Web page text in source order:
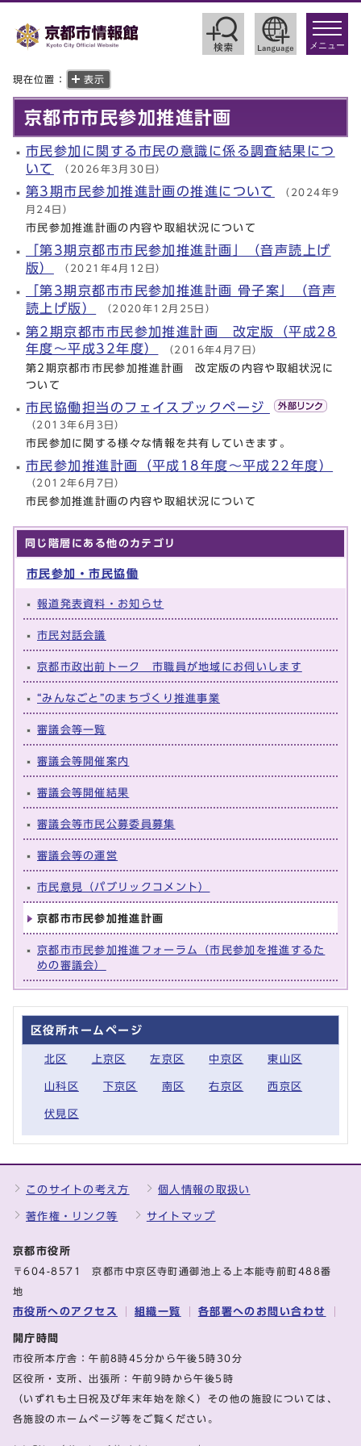
toggle
メニュー
現在位置： 表示
京都市市民参加推進計画
市民参加に関する市民の意識に係る調査結果につ
いて （2026年3月30日）
第3期市民参加推進計画の推進について
（2024年9
月24日）
市民参加推進計画の内容や取組状況について
「第3期京都市市民参加推進計画」（音声読上げ
版） （2021年4月12日）
「第3期京都市市民参加推進計画 骨子案」（音声
読上げ版） （2020年12月25日）
第2期京都市市民参加推進計画 改定版（平成28
年度～平成32年度）
（2016年4月7日）
第2期京都市市民参加推進計画 改定版の内容や取組状況に
ついて
市民協働担当のフェイスブックページ
（2013年6月3日）
市民参加に関する様々な情報を共有していきます。
市民参加推進計画（平成18年度～平成22年度）
（2012年6月7日）
市民参加推進計画の内容や取組状況について
同じ階層にある他のカテゴリ
市民参加・市民協働
報道発表資料・お知らせ
市民対話会議
京都市政出前トーク 市職員が地域にお伺いします
“みんなごと”のまちづくり推進事業
審議会等一覧
審議会等開催案内
審議会等開催結果
審議会等市民公募委員募集
審議会等の運営
市民意見（パブリックコメント）
京都市市民参加推進計画
京都市市民参加推進フォーラム（市民参加を推進するた
めの審議会）
区役所ホームページ
北区 上京区 左京区 中京区 東山区
山科区 下京区 南区 右京区 西京区
伏見区
このサイトの考え方 個人情報の取扱い
著作権・リンク等 サイトマップ
京都市役所
〒604-8571 京都市中京区寺町通御池上る上本能寺前町488番
地
市役所へのアクセス 組織一覧 各部署へのお問い合わせ
開庁時間
市役所本庁舎：午前8時45分から午後5時30分
区役所・支所、出張所：午前9時から午後5時
（いずれも土日祝及び年末年始を除く）その他の施設については、
各施設のホームページ等をご覧ください。